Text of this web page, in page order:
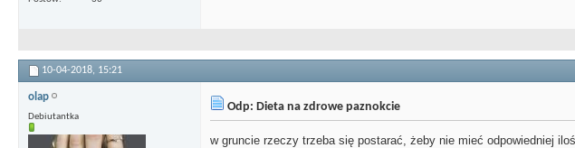
10-04-2018, 15:21
olap
Debiutantka
Odp: Dieta na zdrowe paznokcie
w gruncie rzeczy trzeba się postarać, żeby nie mieć odpowiedniej